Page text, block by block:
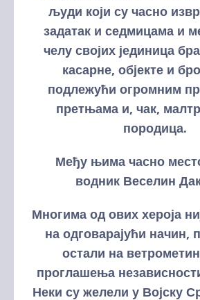
људи који су часно
задатак и седмицама и
челу својих јединица
касарне, објекте и
подлежући огромним
претњама и, чак,
породица.
Међу њима часно
водник Веселин
Многима од ових хероја
на одговарајући начин,
остали на
проглашења
Неки су желели у Војску